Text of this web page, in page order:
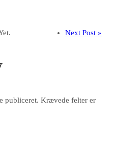
Next Post »
publiceret. Krævede felter er